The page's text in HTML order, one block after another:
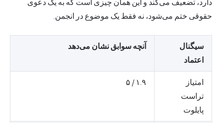
دارد، تضعیف می‌کند و این همان چیزی است که به یک دعوی
حقوقی ختم می‌شود، نه فقط یک موضوع در انجمن.
سیگنال
اعتماد
آنچه سوابق نشان می‌دهد
امتیاز
تراست
پایلوت
۱.۹ / ۵